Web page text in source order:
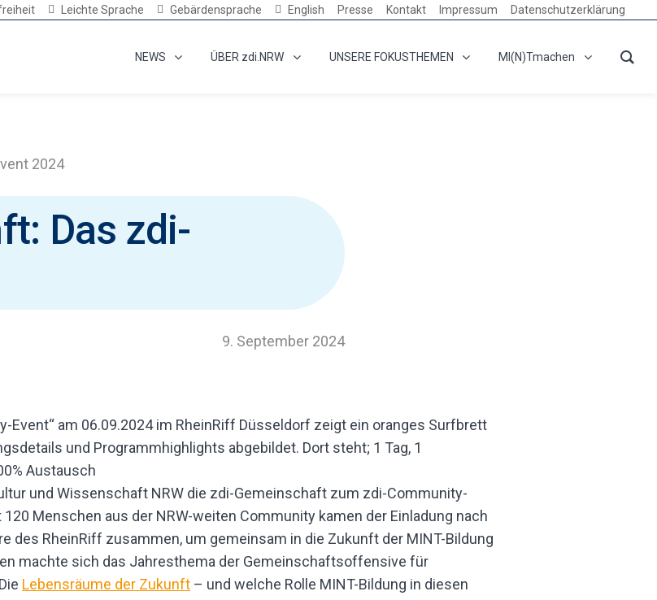
Leichte Sprache Gebärdensprache English Presse Kontakt Impressum Datenschutzerklärung
NEWS ÜBER zdi.NRW UNSERE FOKUSTHEMEN MI(N)Tmachen
2024
Das zdi-
9. September 2024
und Wissenschaft NRW die zdi-Gemeinschaft zum zdi-Community-
Menschen aus der NRW-weiten Community kamen der Einladung nach
des RheinRiff zusammen, um gemeinsam in die Zukunft der MINT-Bildung
machte sich das Jahresthema der Gemeinschaftsoffensive für
Lebensräume der Zukunft – und welche Rolle MINT-Bildung in diesen